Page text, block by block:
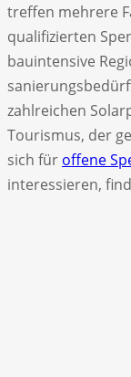
treffen mehrere
qualifizierten
bauintensive
zahlreichen
Tourismus, der
sich für offene
interessieren,